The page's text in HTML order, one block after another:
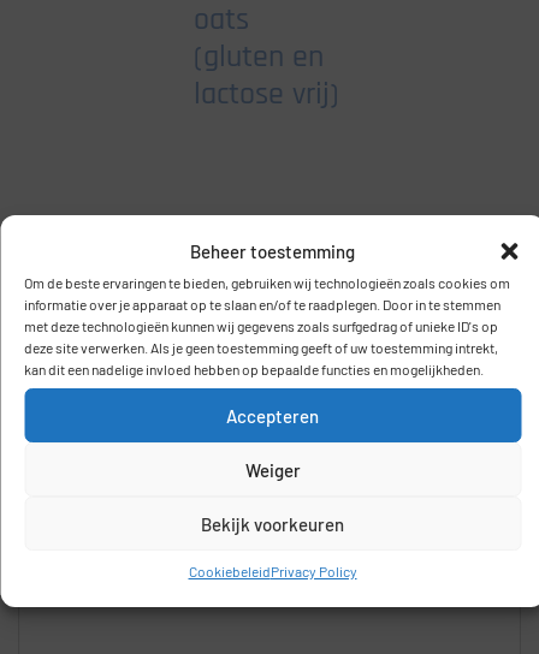
Beheer toestemming
Om de beste ervaringen te bieden, gebruiken wij technologieën zoals cookies om
informatie over je apparaat op te slaan en/of te raadplegen. Door in te stemmen
met deze technologieën kunnen wij gegevens zoals surfgedrag of unieke ID's op
deze site verwerken. Als je geen toestemming geeft of uw toestemming intrekt,
kan dit een nadelige invloed hebben op bepaalde functies en mogelijkheden.
Accepteren
Weiger
Bekijk voorkeuren
CookiebeleidPrivacy Policy
oats
(gluten en
lactose vrij)
Plaats een reactie
Je e-mailadres wordt niet gepubliceerd.